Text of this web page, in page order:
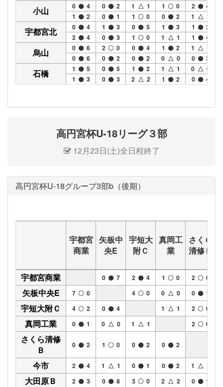
小山 0
4
1
2
0
2
0
1
1 △ 1
1
0
1
0
0
2
2
4
1 △ 1
宇都宮北 0
4
2
4
1
3
0
3
0
5
1
0
1
3
1 △ 1
1
2
1
4
烏山 0
6
0
6
2
0
0
2
0
4
0
2
1
2
0 △ 0
1 △ 1
0
3
石橋 1
5
1
3
0
5
0
3
1
2
2 △ 2
1 △ 1
1
2
0 △ 0
0
4
高円宮杯U-18リーグ３部
12月23日(土)全日程終了
高円宮杯U-18グループ3部b（後期）
宇都宮
商業
矢板中
央E
宇短大
附Ｃ
真岡工
業
さくら
清修Ｂ
宇都宮商業 0 7 2 4 1 0 2 0
矢板中央E 7 0 4 0 0 △ 0 0 1
宇短大附Ｃ 4 2 0 4 1 △ 1 2 0
真岡工業 0 1 0 △ 0 1 △ 1 2 0
さくら清修
Ｂ
0 2 1 0 0 2 0 2
今市 2 4 1 △ 1 0 1 0 2 1 △ 1
大田原Ｂ 2 3 0 8 3 0 2 △ 2 0 1